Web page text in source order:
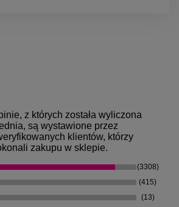
z których została wyliczona
są wystawione przez
klientów, którzy
zakupu w sklepie.
(3308)
(415)
(13)